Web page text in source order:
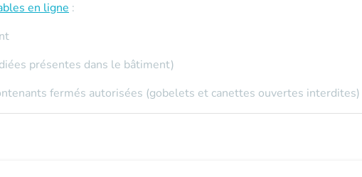
en ligne :
présentes dans le bâtiment)
fermés autorisées (gobelets et canettes ouvertes interdites)